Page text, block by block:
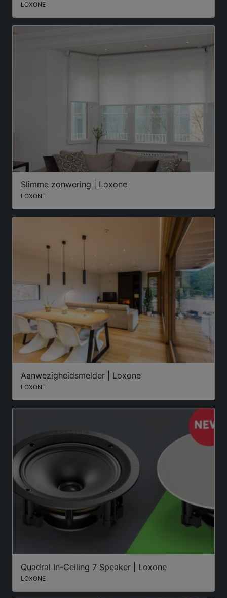
LOXONE
Slimme zonwering | Loxone
LOXONE
Aanwezigheidsmelder | Loxone
LOXONE
Quadral In-Ceiling 7 Speaker | Loxone
LOXONE